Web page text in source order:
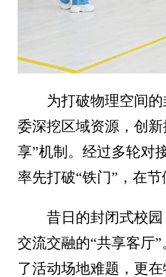
为打破物理空间的
委深挖区域资源，创
享”机制。经过多轮对
率先打破“铁门”，在
昔日的封闭式校园
交流交融的“共享客厅
了活动场地难题，更